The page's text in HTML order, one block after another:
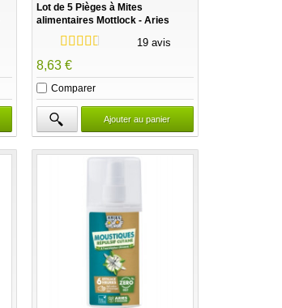
Lot de 5 Pièges à Mites
alimentaires Mottlock - Aries
19 avis
8,63 €
Comparer
Ajouter au panier